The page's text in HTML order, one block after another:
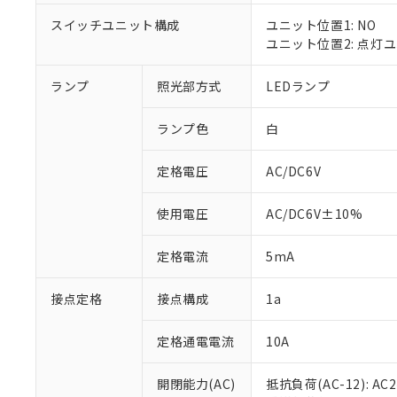
スイッチユニット構成
ユニット位置1: NO
ユニット位置2: 点灯
ランプ 照光部方式 LEDランプ
ランプ色 白
定格電圧 AC/DC6V
使用電圧 AC/DC6V±10%
定格電流 5mA
接点定格 接点構成 1a
定格通電電流 10A
開閉能力(AC)
抵抗負荷(AC-12):
ご利用条件
本サービス
くものです。
当社制御機
在庫状況お
当社販売員
在庫状況お
ている必要
対応済み：EU
対応予定：EU
対応予定なし：
非該当品：ライセ
仕入先様の事情に
*EU RoHS指令（10物質
鉛(Pb) 1000ppm以下、
六価クロム(Cr(Ⅵ))
フタル酸ビス(2-エチル
ル（DBP） 1000ppm
但し、RoHS指令で産業
フタル酸エステル類の
※2 対応予定月
部品在庫の切り替
※1 中国
「×」：最大均質
「－」：未確認で
Pb(鉛) :1000ppm、 Hg(
DEHP(フタル酸ビス(2-
「ｅ」：有害物質
「10」：通常の使
味します。
当社は、こ
う）を輸出
などの必要
当社は規制
たしません。
記
号
○ 一定数
△ 一定数
－
在庫な
空
受注生